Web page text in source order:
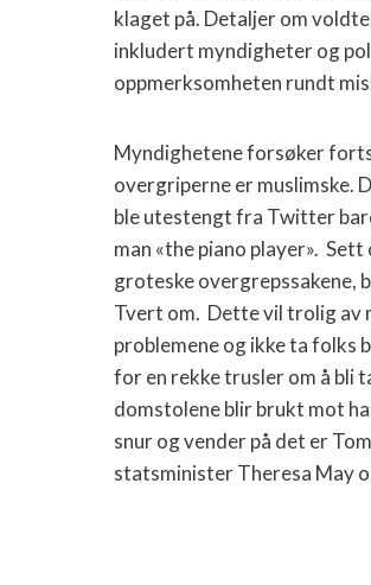
klaget på. Detaljer om
inkludert myndigheter og
oppmerksomheten rundt
Myndighetene forsøker
overgriperne er muslimske.
ble utestengt fra Twitter
man «the piano player». Sett
groteske overgrepssakene,
Tvert om. Dette vil trolig av
problemene og ikke ta folks
for en rekke trusler om å bli
domstolene blir brukt mot
snur og vender på det er
statsminister Theresa May